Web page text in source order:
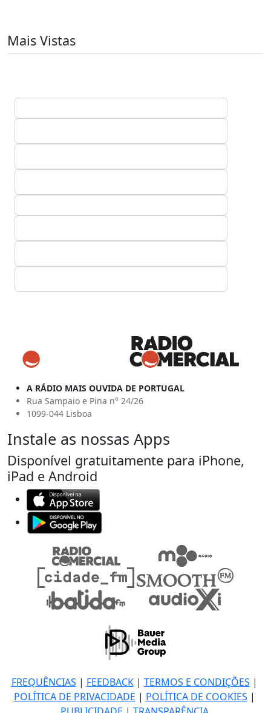
Mais Vistas
A RÁDIO MAIS OUVIDA DE PORTUGAL
Rua Sampaio e Pina n° 24/26
1099-044 Lisboa
Instale as nossas Apps
Disponível gratuitamente para iPhone,
iPad e Android
FREQUÊNCIAS | FEEDBACK| TERMOS E CONDIÇÕES |
POLÍTICA DE PRIVACIDADE | POLÍTICA DE COOKIES |